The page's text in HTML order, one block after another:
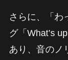
さらに、「わ
グ「What’s
あり、音のノ